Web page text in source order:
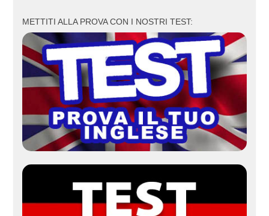
METTITI ALLA PROVA CON I NOSTRI TEST: